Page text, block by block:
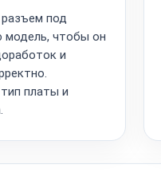
под
модель, чтобы он
и
платы и